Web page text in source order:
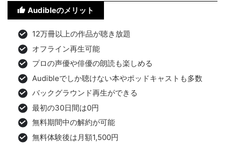
Audibleのメリット
12万冊以上の作品が聴き放題
オフライン再生可能
プロの声優や俳優の朗読も楽しめる
Audibleでしか聴けない本やポッドキャストも多数
バックグラウンド再生ができる
最初の30日間は0円
無料期間中の解約が可能
無料体験後は月額1,500円